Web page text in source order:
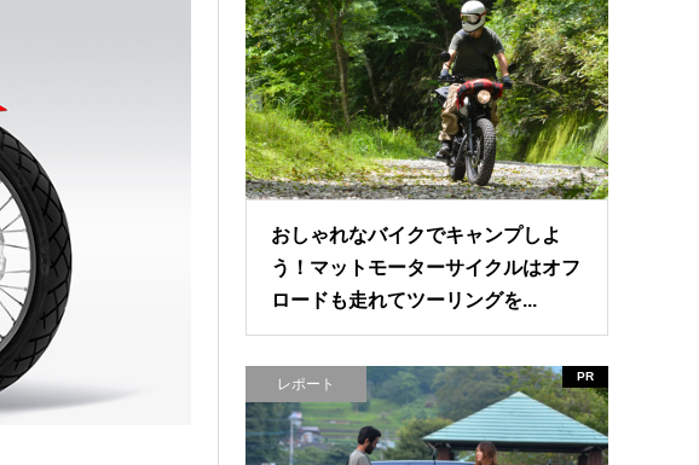
おしゃれなバイクでキャンプしよ
う！マットモーターサイクルはオフ
ロードも走れてツーリングを...
レポート PR